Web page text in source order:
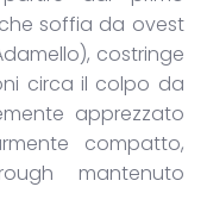
che soffia da ovest
costringe
circa il colpo da
apprezzato
compatto,
mantenuto